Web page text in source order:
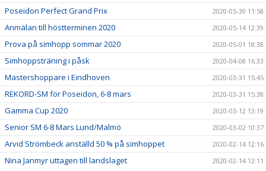
Poseidon Perfect Grand Prix 2020-05-30 11:58
Anmälan till höstterminen 2020 2020-05-14 12:39
Prova på simhopp sommar 2020 2020-05-01 18:38
Simhoppsträning i påsk 2020-04-08 16:33
Mastershoppare i Eindhoven 2020-03-31 15:45
REKORD-SM för Poseidon, 6-8 mars 2020-03-31 15:38
Gamma Cup 2020 2020-03-12 13:19
Senior SM 6-8 Mars Lund/Malmö 2020-03-02 10:37
Arvid Strömbeck anställd 50 % på simhoppet 2020-02-14 12:16
Nina Janmyr uttagen till landslaget 2020-02-14 12:11